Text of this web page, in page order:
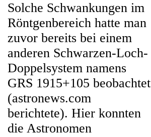
Solche Schwankungen im
Röntgenbereich hatte man
zuvor bereits bei einem
anderen Schwarzen-Loch-
Doppelsystem namens
GRS 1915+105 beobachtet
(astronews.com
berichtete). Hier konnten
die Astronomen